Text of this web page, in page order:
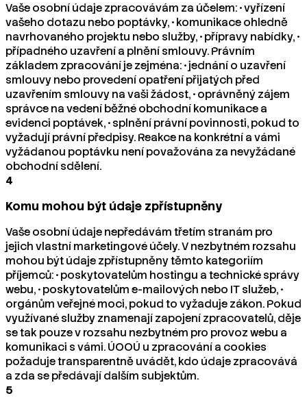
Vaše osobní údaje zpracovávám za účelem: • vyřízení
vašeho dotazu nebo poptávky, • komunikace ohledně
navrhovaného projektu nebo služby, • přípravy nabídky, •
případného uzavření a plnění smlouvy. Právním
základem zpracování je zejména: • jednání o uzavření
smlouvy nebo provedení opatření přijatých před
uzavřením smlouvy na vaši žádost, • oprávněný zájem
správce na vedení běžné obchodní komunikace a
evidenci poptávek, • splnění právní povinnosti, pokud to
vyžadují právní předpisy. Reakce na konkrétní a vámi
vyžádanou poptávku není považována za nevyžádané
obchodní sdělení.
4
Komu mohou být údaje zpřístupněny
Vaše osobní údaje nepředávám třetím stranám pro
jejich vlastní marketingové účely. V nezbytném rozsahu
mohou být údaje zpřístupněny těmto kategoriím
příjemců: • poskytovatelům hostingu a technické správy
webu, • poskytovatelům e-mailových nebo IT služeb, •
orgánům veřejné moci, pokud to vyžaduje zákon. Pokud
využívané služby znamenají zapojení zpracovatelů, děje
se tak pouze v rozsahu nezbytném pro provoz webu a
komunikaci s vámi. ÚOOÚ u zpracování a cookies
požaduje transparentně uvádět, kdo údaje zpracovává
a zda se předávají dalším subjektům.
5